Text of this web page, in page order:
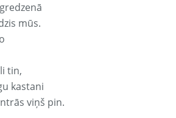
mūs.
tin,
kastani
viņš pin.